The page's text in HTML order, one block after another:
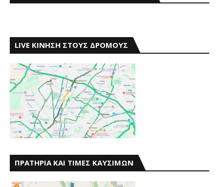
LIVE ΚΙΝΗΣΗ ΣΤΟΥΣ ΔΡΟΜΟΥΣ
ΠΡΑΤΗΡΙΑ ΚΑΙ ΤΙΜΕΣ ΚΑΥΣΙΜΩΝ